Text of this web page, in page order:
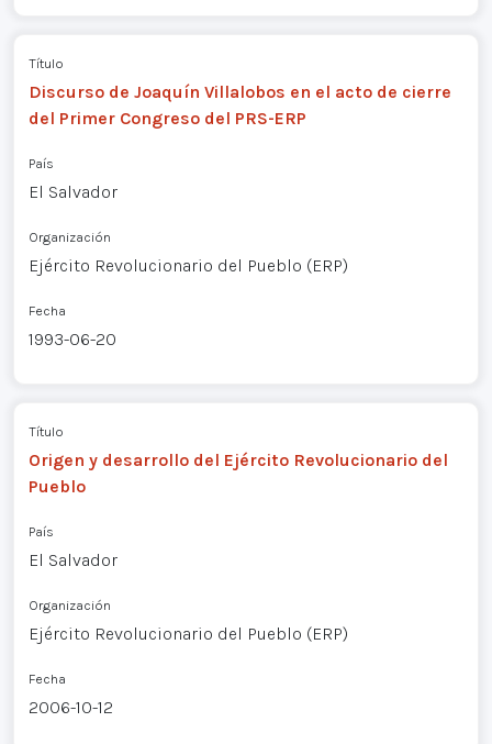
Título
Discurso de Joaquín Villalobos en el acto de cierre
del Primer Congreso del PRS-ERP
País
El Salvador
Organización
Ejército Revolucionario del Pueblo (ERP)
Fecha
1993-06-20
Título
Origen y desarrollo del Ejército Revolucionario del
Pueblo
País
El Salvador
Organización
Ejército Revolucionario del Pueblo (ERP)
Fecha
2006-10-12